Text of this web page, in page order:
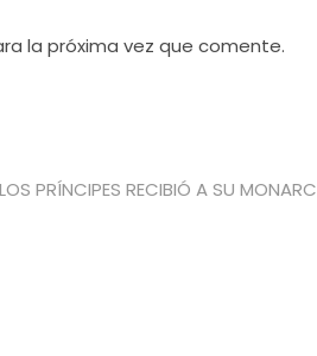
la próxima vez que comente.
PRÍNCIPES RECIBIÓ A SU